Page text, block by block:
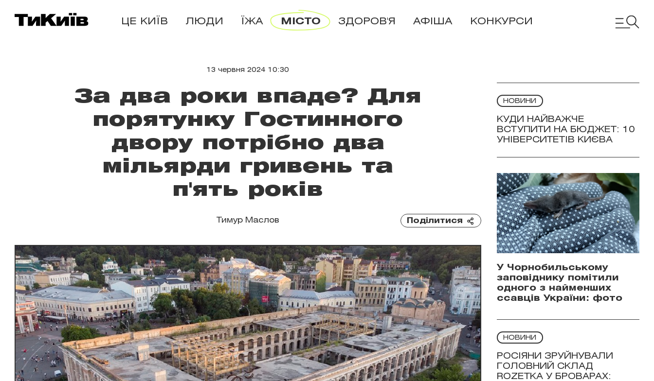
ЦЕ КИЇВ ЛЮДИ ЇЖА МІСТО ЗДОРОВ'Я АФІША КОНКУРСИ
13 червня 2024 10:30
За два роки впаде? Для
порятунку Гостинного
двору потрібно два
мільярди гривень та
п'ять років
Тимур Маслов Поділитися
НОВИНИ
КУДИ НАЙВАЖЧЕ
ВСТУПИТИ НА БЮДЖЕТ: 10
УНІВЕРСИТЕТІВ КИЄВА
У Чорнобильському
заповіднику помітили
одного з найменших
ссавців України: фото
НОВИНИ
РОСІЯНИ ЗРУЙНУВАЛИ
ГОЛОВНИЙ СКЛАД
ROZETKA У БРОВАРАХ: